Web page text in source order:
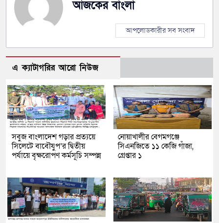
আজকের বাংলা
আপলোডকারীর সব সংবাদ
এ ক্যাটাগরির আরো নিউজ
সবুজ বাংলাদেশ গড়ার প্রত্যয়ে
সিলেটে বাবৌযুপ’র দ্বিতীয়
পর্যায়ে বৃক্ষরোপণ কর্মসূচি সম্পন্ন
নোয়াখালীর বেগমগঞ্জে
সিএনজিতে ১১ কেজি গাঁজা,
গ্রেপ্তার ১